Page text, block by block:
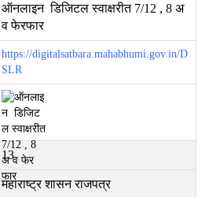
ऑनलाइन डिजिटल स्वाक्षरीत 7/12 , 8 अ
व फेरफार
https://digitalsatbara.mahabhumi.gov.in/D
SLR
13
महाराष्ट्र शासन राजपत्र